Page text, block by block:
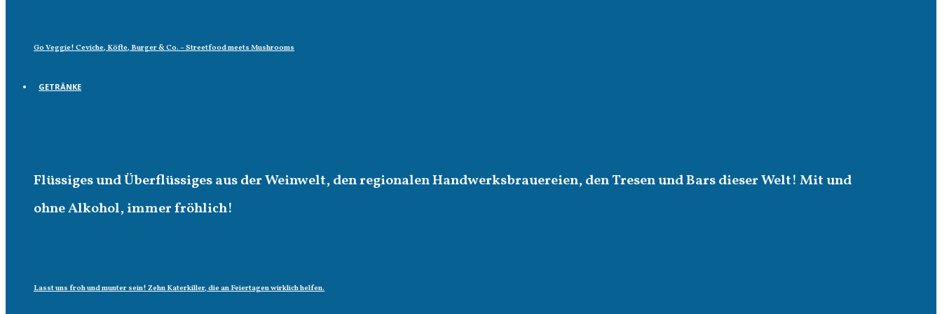
Go Veggie! Ceviche, Köfte, Burger & Co. – Streetfood meets Mushrooms
GETRÄNKE
Flüssiges und Überflüssiges aus der Weinwelt, den regionalen Handwerksbrauereien, den Tresen und Bars dieser Welt! Mit und
ohne Alkohol, immer fröhlich!
Lasst uns froh und munter sein! Zehn Katerkiller, die an Feiertagen wirklich helfen.